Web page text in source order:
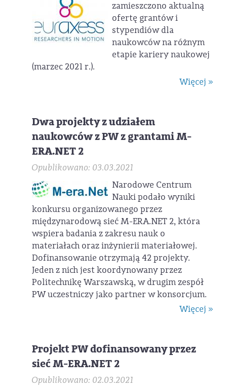
zamieszczono aktualną
ofertę grantów i
stypendiów dla
naukowców na różnym
etapie kariery naukowej
(marzec 2021 r.).
Więcej »
Dwa projekty z udziałem
naukowców z PW z grantami M-
ERA.NET 2
Opublikowano: 03.03.2021
Narodowe Centrum
Nauki podało wyniki
konkursu organizowanego przez
międzynarodową sieć M-ERA.NET 2, która
wspiera badania z zakresu nauk o
materiałach oraz inżynierii materiałowej.
Dofinansowanie otrzymają 42 projekty.
Jeden z nich jest koordynowany przez
Politechnikę Warszawską, w drugim zespół
PW uczestniczy jako partner w konsorcjum.
Więcej »
Projekt PW dofinansowany przez
sieć M-ERA.NET 2
Opublikowano: 02.03.2021